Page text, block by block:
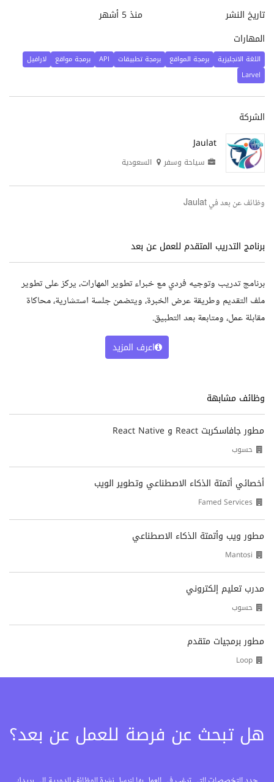
تاريخ النشر
منذ 5 أشهر
المهارات
اللغة الانجليزية برمجة المواقع برمجة تطبيقات API برمجة مواقع
لارافيل
Larvel
الشركة
Jaulat
سياحة وسفر السعودية
وظائف عن بعد في Jaulat
برنامج التدريب المتقدم للعمل عن بعد
برنامج تدريب وتوجيه فردي مع خبراء تطوير المهارات، يركز على تطوير
ملف التقديم وطريقة عرض الخبرة، ويتضمن جلسة استشارية، محاكاة
مقابلة عمل، ومتابعة بعد التطبيق.
اعرف المزيد
وظائف مشابهة
مطور جافاسكربت React و React Native
حسوب
أخصائي أتمتة الذكاء الاصطناعي وتطوير الويب
Famed Services
مطور ويب وأتمتة الذكاء الاصطناعي
Mantosi
مدرب تعليم إلكتروني
حسوب
مطور برمجيات متقدم
Loop
هل تبحث عن فرصة للعمل عن بعد؟